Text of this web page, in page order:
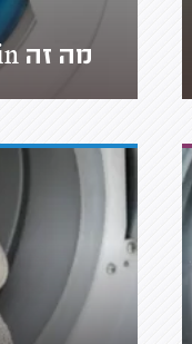
מה זה spin במכונת כביסה?